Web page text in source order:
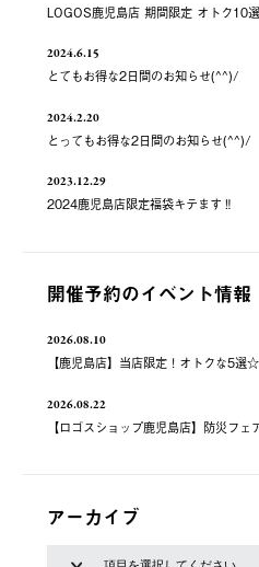
LOGOS鹿児島店 期間限定 オトク10
2024.6.15
とてもお得な2日間のお知らせ(^^)/
2024.2.20
とってもお得な2日間のお知らせ(^^)/
2023.12.29
2024鹿児島店限定福袋キテます‼️
開催予約のイベント情報
2026.08.10
【鹿児島店】当店限定！オトクな5選☆
2026.08.22
【ロゴスショップ鹿児島店】防災フェ
アーカイブ